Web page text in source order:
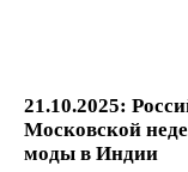
21.10.2025:
Московской
моды в Индии